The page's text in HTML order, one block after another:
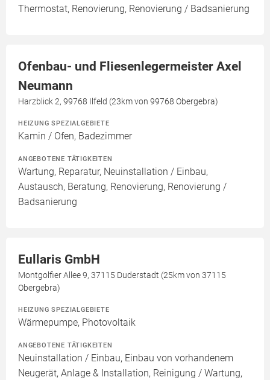
Thermostat, Renovierung, Renovierung / Badsanierung
Ofenbau- und Fliesenlegermeister Axel
Neumann
Harzblick 2, 99768 Ilfeld (23km von 99768 Obergebra)
HEIZUNG SPEZIALGEBIETE
Kamin / Ofen, Badezimmer
ANGEBOTENE TÄTIGKEITEN
Wartung, Reparatur, Neuinstallation / Einbau,
Austausch, Beratung, Renovierung, Renovierung /
Badsanierung
Eullaris GmbH
Montgolfier Allee 9, 37115 Duderstadt (25km von 37115
Obergebra)
HEIZUNG SPEZIALGEBIETE
Wärmepumpe, Photovoltaik
ANGEBOTENE TÄTIGKEITEN
Neuinstallation / Einbau, Einbau von vorhandenem
Neugerät, Anlage & Installation, Reinigung / Wartung,